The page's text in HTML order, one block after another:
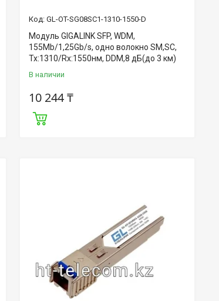
GL-OT-SG08SC1-1310-1550-D
Модуль GIGALINK SFP, WDM,
155Mb/1,25Gb/s, одно волокно SM,SC,
Tx:1310/Rx:1550нм, DDM,8 дБ(до 3 км)
В наличии
10 244 ₸